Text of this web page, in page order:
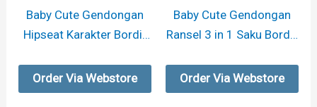
Baby Cute Gendongan
Hipseat Karakter Bordir
Order Via Webstore
Baby Cute Gendongan
Ransel 3 in 1 Saku Bordir
Order Via Webstore